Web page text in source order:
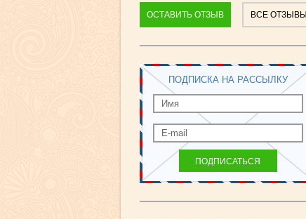
ОСТАВИТЬ ОТЗЫВ ВСЕ ОТЗЫВЫ
ПОДПИСКА НА РАССЫЛКУ